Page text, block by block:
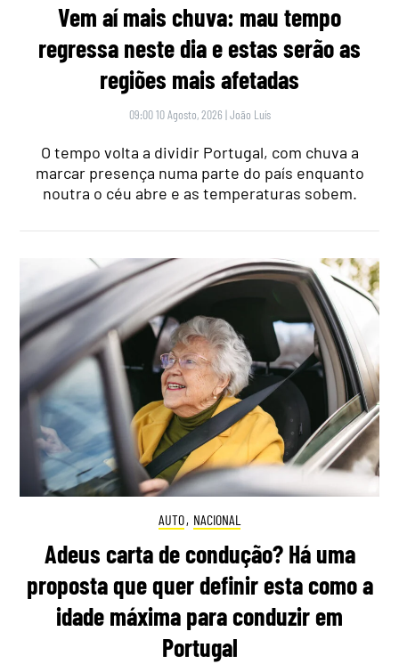
Vem aí mais chuva: mau tempo
regressa neste dia e estas serão as
regiões mais afetadas
09:00 10 Agosto, 2026 |João Luís
O tempo volta a dividir Portugal, com chuva a
marcar presença numa parte do país enquanto
noutra o céu abre e as temperaturas sobem.
AUTO, NACIONAL
Adeus carta de condução? Há uma
proposta que quer definir esta como a
idade máxima para conduzir em
Portugal